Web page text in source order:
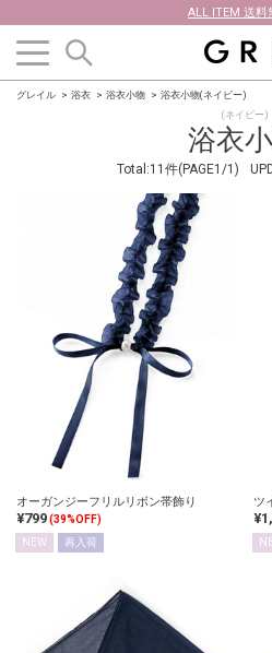
ALL ITEM 送料
グレイル 浴衣 浴衣小物 浴衣小物(ネイビー)
浴衣
(ネイビー)
Total:11件(PAGE1/1)
オーガンジーフリルリボン帯飾り
¥799(39%OFF)
NEW
再入荷
ツ